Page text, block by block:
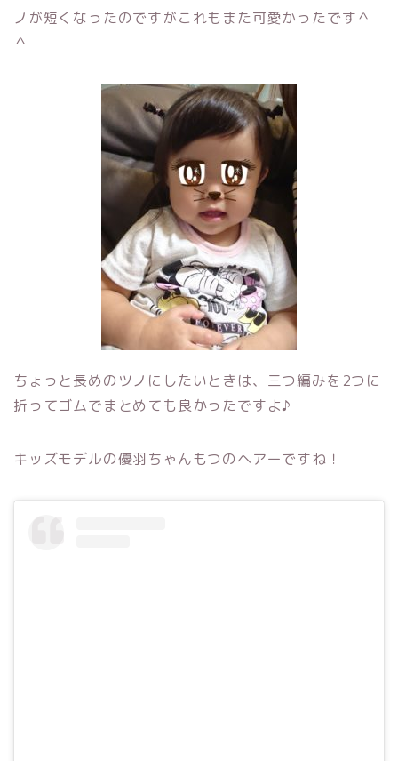
ノが短くなったのですがこれもまた可愛かったです＾
＾
ちょっと長めのツノにしたいときは、三つ編みを2つに
折ってゴムでまとめても良かったですよ♪
キッズモデルの優羽ちゃんもつのヘアーですね！